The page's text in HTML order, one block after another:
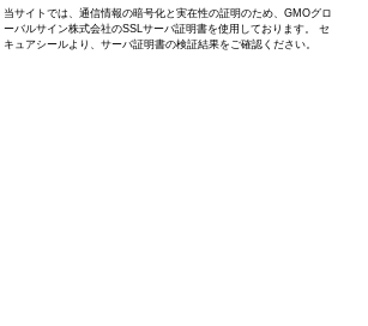
当サイトでは、通信情報の暗号化と実在性の証明のため、GMOグロ
ーバルサイン株式会社のSSLサーバ証明書を使用しております。 セ
キュアシールより、サーバ証明書の検証結果をご確認ください。